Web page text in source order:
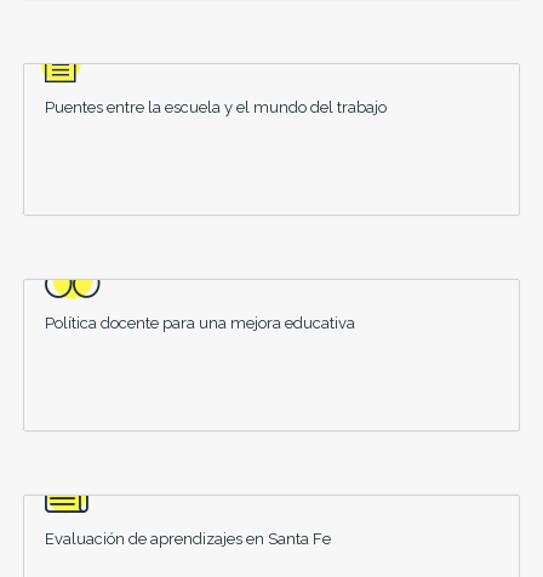
Puentes entre la escuela y el mundo del trabajo
Política docente para una mejora educativa
Evaluación de aprendizajes en Santa Fe